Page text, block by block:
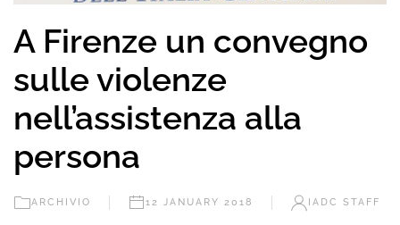
A Firenze un convegno
sulle violenze
nell’assistenza alla
persona
ARCHIVIO 12 JANUARY 2018 IADC STAFF